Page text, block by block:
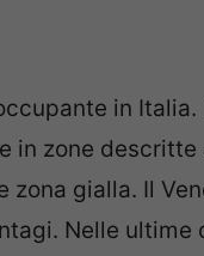
in Italia.
in zone descritte
zona gialla. Il
Nelle ultime